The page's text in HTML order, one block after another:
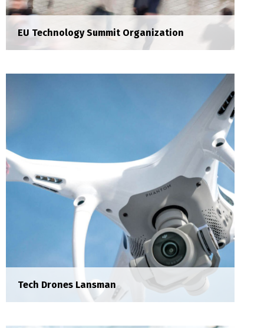
EU Technology Summit Organization
EU Technology Summit Organization
Tech Drones Lansman